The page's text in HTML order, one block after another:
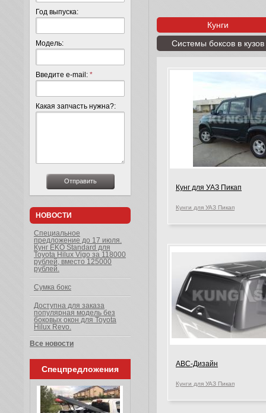
Кунги
Системы боксов в кузов
Кунг для УАЗ Пикап
Кунги для УАЗ Пикап
АВС-Дизайн
Кунги для УАЗ Пикап
Год выпуска:
Модель:
Введите e-mail: *
Какая запчасть нужна?:
НОВОСТИ
Специальное
предложение до 17 июля.
Кунг EKO Standard для
Toyota Hilux Vigo за 118000
рублей, вместо 125000
рублей.
Сумка бокс
Доступна для заказа
популярная модель без
боковых окон для Toyota
Hilux Revo.
Все новости
Спецпредложения